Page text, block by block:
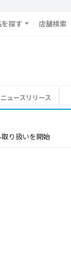
探す 店舗検索
ニュースリリース
り扱いを開始